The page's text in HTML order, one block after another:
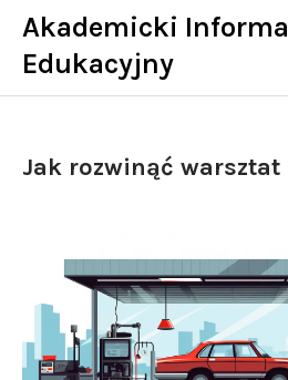
Skip
content
Akademicki
Edukacyjny
Jak rozwinąć